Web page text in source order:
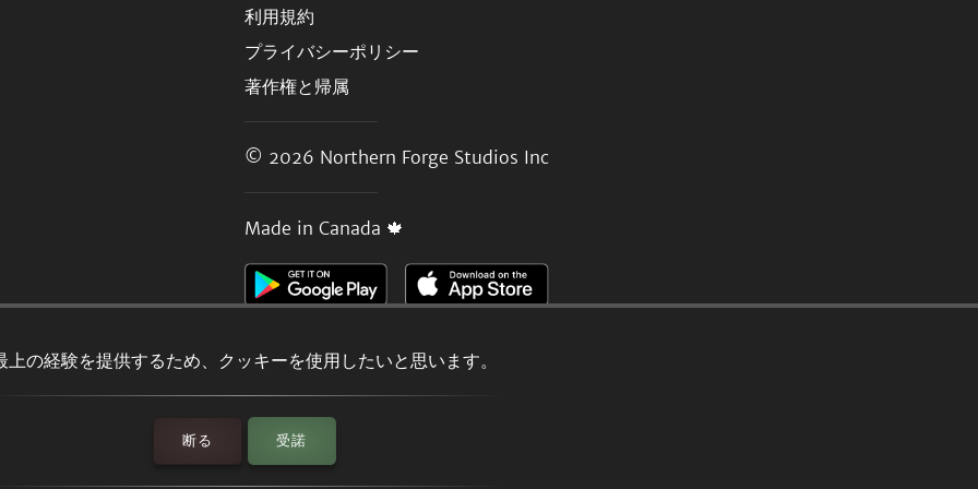
上の経験を提供するため、クッキーを使用したいと思います。
断る 受諾
利用規約
プライバシーポリシー
著作権と帰属
© 2026 Northern Forge Studios Inc
Made in Canada 🍁